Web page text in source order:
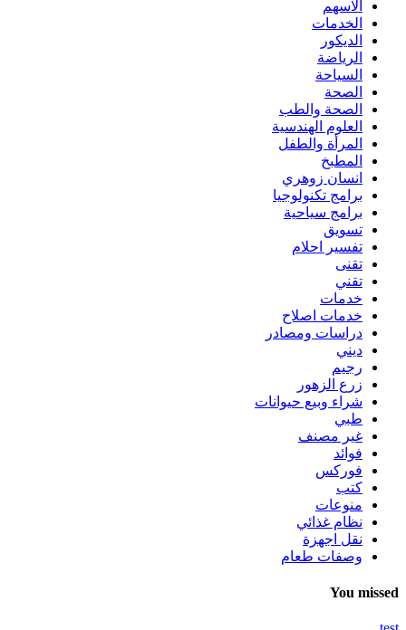
الاسهم
الخدمات
الديكور
الرياضة
السياحة
الصحة
الصحة والطب
العلوم الهندسية
المرأة والطفل
المطبخ
انسان زوهري
برامج تكنولوجيا
برامج سياحية
تسويق
تفسير احلام
تقنى
تقني
خدمات
خدمات اصلاح
دراسات ومصادر
ديني
رجيم
زرع الزهور
شراء وبيع حيوانات
طبي
غير مصنف
فوائد
فوركس
كتب
منوعات
نظام غذائي
نقل اجهزة
وصفات طعام
You missed